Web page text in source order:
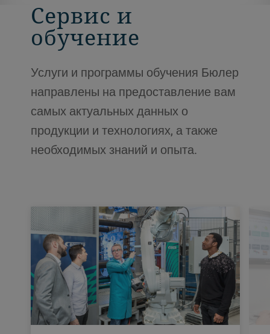
Сервис и
обучение
Услуги и программы обучения Бюлер
направлены на предоставление вам
самых актуальных данных о
продукции и технологиях, а также
необходимых знаний и опыта.